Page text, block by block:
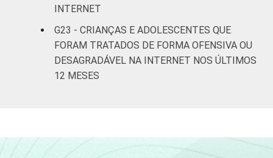
INTERNET
G23 - CRIANÇAS E ADOLESCENTES QUE
FORAM TRATADOS DE FORMA OFENSIVA OU
DESAGRADÁVEL NA INTERNET NOS ÚLTIMOS
12 MESES